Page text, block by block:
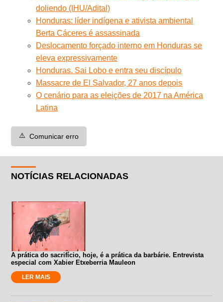
doliendo (IHU/Adital)
Honduras: líder indígena e ativista ambiental
Berta Cáceres é assassinada
Deslocamento forçado interno em Honduras se
eleva expressivamente
Honduras. Sai Lobo e entra seu discípulo
Massacre de El Salvador, 27 anos depois
O cenário para as eleições de 2017 na América
Latina
⚠️ Comunicar erro
NOTÍCIAS RELACIONADAS
A prática do sacrifício, hoje, é a prática da barbárie. Entrevista
especial com Xabier Etxeberria Mauleon
LER MAIS